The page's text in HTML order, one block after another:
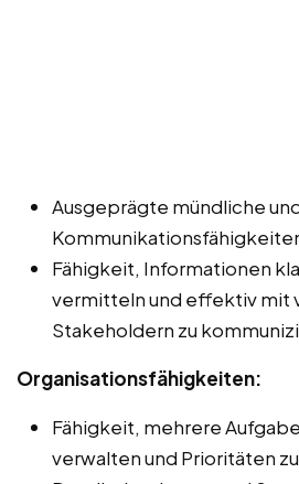
Ausgeprägte mündliche
Fähigkeit, Informationen
vermitteln und effektiv mit
Stakeholdern zu
Organisationsfähigkeiten:
Fähigkeit, mehrere
verwalten und Prioritäten